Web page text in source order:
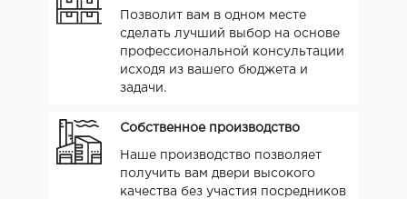
Позволит вам в одном месте
сделать лучший выбор на основе
профессиональной консультации
исходя из вашего бюджета и
задачи.
Собственное производство
Наше производство позволяет
получить вам двери высокого
качества без участия посредников